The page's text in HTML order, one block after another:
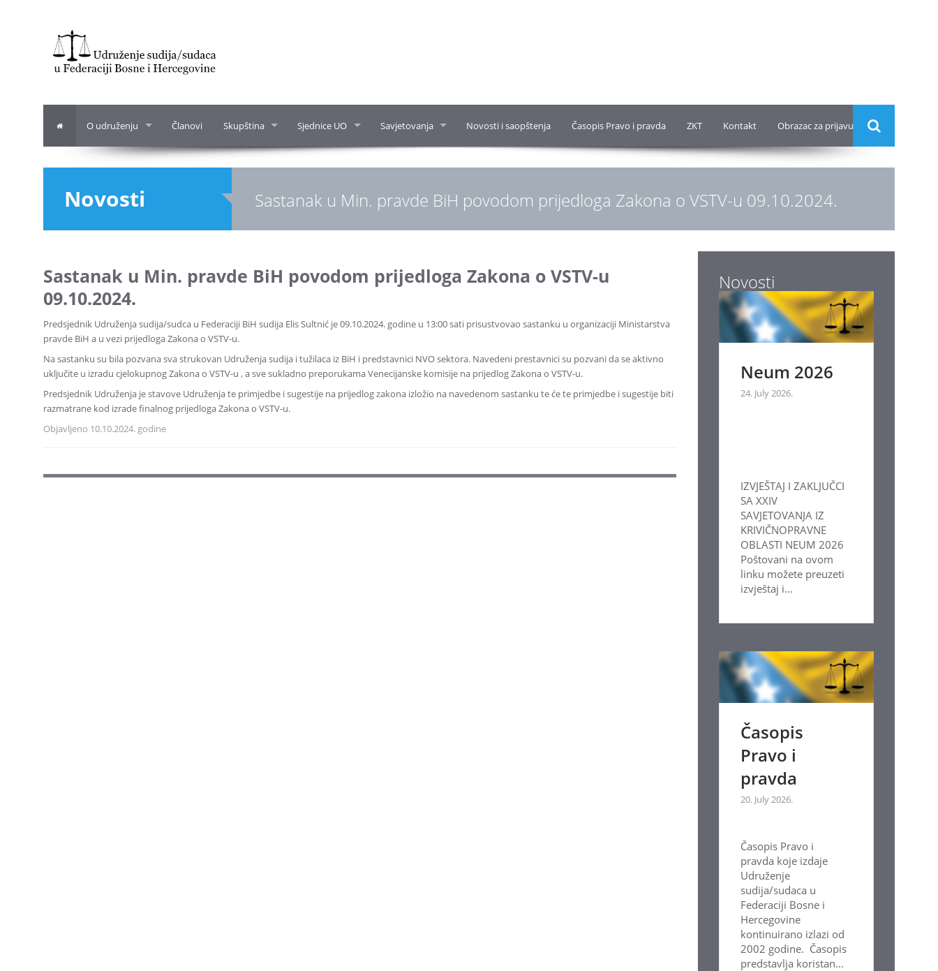
O udruženju Članovi Skupština Sjednice UO Savjetovanja Novosti i saopštenja Časopis Pravo i pravda ZKT Kontakt Obrazac za prijavu
Novosti Sastanak u Min. pravde BiH povodom prijedloga Zakona o VSTV-u 09.10.2024.
Sastanak u Min. pravde BiH povodom prijedloga Zakona o VSTV-u
09.10.2024.
Predsjednik Udruženja sudija/sudca u Federaciji BiH sudija Elis Sultnić je 09.10.2024. godine u 13:00 sati prisustvovao sastanku u organizaciji Ministarstva
pravde BiH a u vezi prijedloga Zakona o VSTV-u.
Na sastanku su bila pozvana sva strukovan Udruženja sudija i tužilaca iz BiH i predstavnici NVO sektora. Navedeni prestavnici su pozvani da se aktivno
uključite u izradu cjelokupnog Zakona o VSTV-u , a sve sukladno preporukama Venecijanske komisije na prijedlog Zakona o VSTV-u.
Predsjednik Udruženja je stavove Udruženja te primjedbe i sugestije na prijedlog zakona izložio na navedenom sastanku te će te primjedbe i sugestije biti
razmatrane kod izrade finalnog prijedloga Zakona o VSTV-u.
Objavljeno 10.10.2024. godine
Novosti
Neum 2026
24. July 2026.
IZVJEŠTAJ I ZAKLJUČCI
SA XXIV
SAVJETOVANJA IZ
KRIVIČNOPRAVNE
OBLASTI NEUM 2026
Poštovani na ovom
linku možete preuzeti
izvještaj i...
Časopis
Pravo i
pravda
20. July 2026.
Časopis Pravo i
pravda koje izdaje
Udruženje
sudija/sudaca u
Federaciji Bosne i
Hercegovine
kontinuirano izlazi od
2002 godine. Časopis
predstavlja koristan...